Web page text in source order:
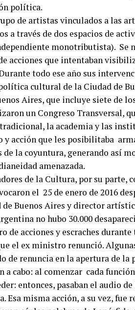
política.
de artistas vinculados a las
a través de dos espacios de
monotributista). Se
acciones que intentaban
todo ese año sus
cultural de la Ciudad de
Aires, que incluye siete de
un Congreso Transversal,
la academia y las
y acción que les posibilitaba
de la coyuntura, generando así
amenazada.
de la Cultura, por su parte,
el 25 de enero de 2016
de Buenos Aires y director
no hubo 30.000
de acciones y escraches
el ex ministro renunció.
de renuncia en la apertura de
a cabo: al comenzar cada
entonces, pasaban el audio
Esa misma acción, a su vez,